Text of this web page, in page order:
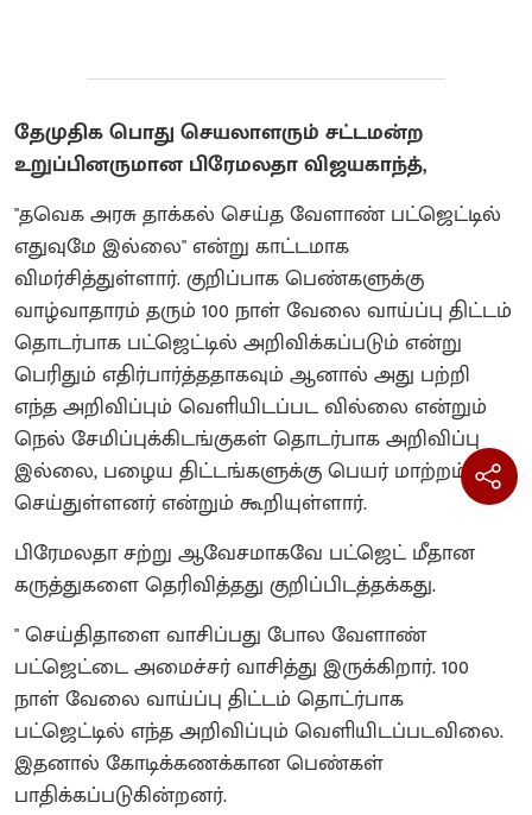
தேமுதிக பொது செயலாளரும் சட்டமன்ற
உறுப்பினருமான பிரேமலதா விஜயகாந்த்,
"தவெக அரசு தாக்கல் செய்த வேளாண் பட்ஜெட்டில்
எதுவுமே இல்லை" என்று காட்டமாக
விமர்சித்துள்ளார். குறிப்பாக பெண்களுக்கு
வாழ்வாதாரம் தரும் 100 நாள் வேலை வாய்ப்பு திட்டம்
தொடர்பாக பட்ஜெட்டில் அறிவிக்கப்படும் என்று
பெரிதும் எதிர்பார்த்ததாகவும் ஆனால் அது பற்றி
எந்த அறிவிப்பும் வெளியிடப்பட வில்லை என்றும்
நெல் சேமிப்புக்கிடங்குகள் தொடர்பாக அறிவிப்பு
இல்லை, பழைய திட்டங்களுக்கு பெயர் மாற்றம்
செய்துள்ளனர் என்றும் கூறியுள்ளார்.
பிரேமலதா சற்று ஆவேசமாகவே பட்ஜெட் மீதான
கருத்துகளை தெரிவித்தது குறிப்பிடத்தக்கது.
" செய்திதாளை வாசிப்பது போல வேளாண்
பட்ஜெட்டை அமைச்சர் வாசித்து இருக்கிறார். 100
நாள் வேலை வாய்ப்பு திட்டம் தொட்ர்பாக
பட்ஜெட்டில் எந்த அறிவிப்பும் வெளியிடப்படவிலை.
இதனால் கோடிக்கணக்கான பெண்கள்
பாதிக்கப்படுகின்றனர்.